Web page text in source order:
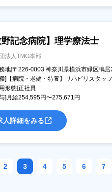
野記念病院】理学療法士
法人TMG本部
地]〒226-0003 神奈川県横浜市緑区鴨居
]【病院・老健・特養】リハビリスタッフ
形態]正社員
]月給254,595円〜275,671円
人詳細をみる
2 3 4 5 6 7